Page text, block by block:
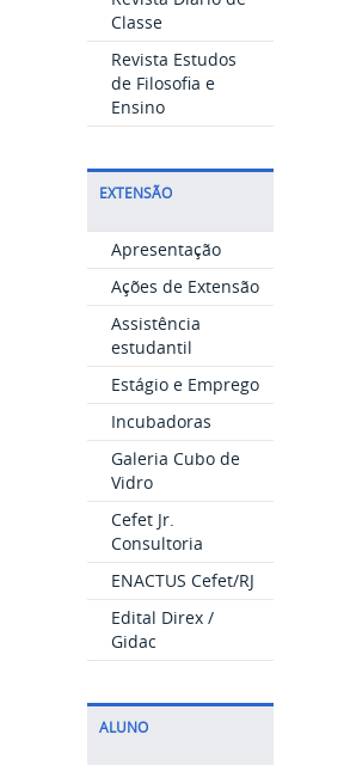
Classe
Revista Estudos
de Filosofia e
Ensino
EXTENSÃO
Apresentação
Ações de Extensão
Assistência
estudantil
Estágio e Emprego
Incubadoras
Galeria Cubo de
Vidro
Cefet Jr.
Consultoria
ENACTUS Cefet/RJ
Edital Direx /
Gidac
ALUNO